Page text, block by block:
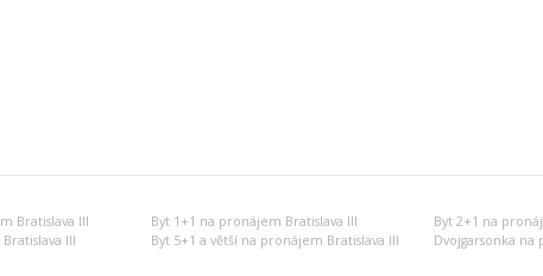
Bratislava III Byt 1+1 na pronájem Bratislava III Byt 2+1 na
III
Byt 5+1 a větší na pronájem Bratislava III Dvojgarsonka na